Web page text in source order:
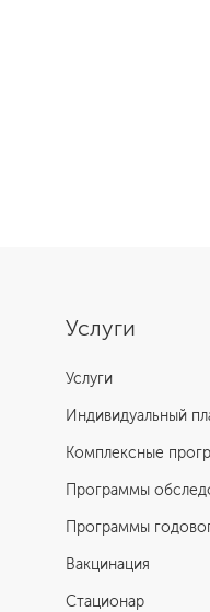
Услуги
Услуги
Индивидуальный
Комплексные
Программы
Программы
Вакцинация
Стационар